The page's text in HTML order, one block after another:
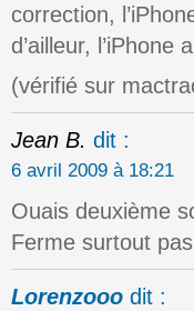
correction,
d’ailleur, l’iPhone
(vérifié sur
Jean B. dit :
6 avril 2009 à 18:21
Ouais deuxième
Ferme surtout
Lorenzooo dit :